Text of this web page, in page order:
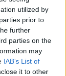
utilized by
prior to
further
parties on the
may
IAB’s List of
it to other